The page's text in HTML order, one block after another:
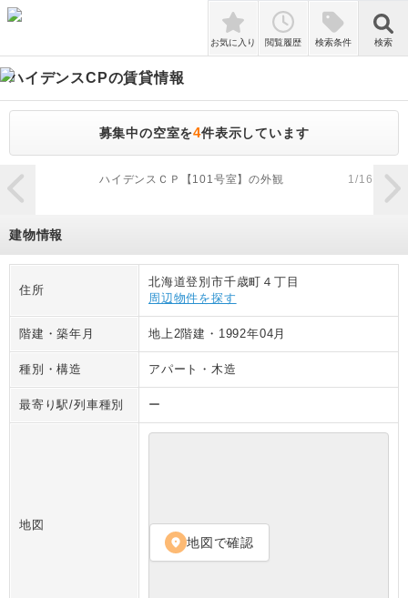
検索
お気に入り 閲覧履歴 検索条件 検索
ハイデンスCPの賃貸情報
募集中の空室を4件表示しています
zoom_in
ハイデンスＣＰ【101号室】の外観 1/16
建物情報
住所
北海道登別市千歳町４丁目
周辺物件を探す
階建・築年月 地上2階建 ・ 1992年04月
種別・構造 アパート ・ 木造
最寄り駅/列車種別 ー
地図
location_on 地図で確認